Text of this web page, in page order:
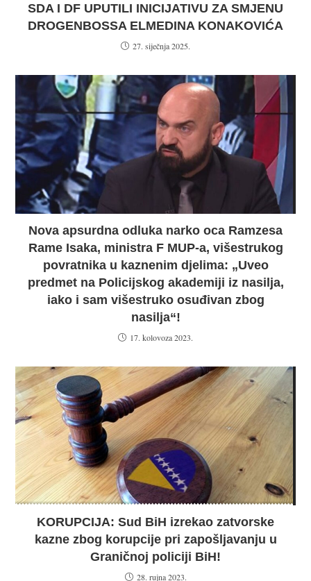
SDA I DF UPUTILI INICIJATIVU ZA SMJENU
DROGENBOSSA ELMEDINA KONAKOVIĆA
27. siječnja 2025.
Nova apsurdna odluka narko oca Ramzesa
Rame Isaka, ministra F MUP-a, višestrukog
povratnika u kaznenim djelima: „Uveo
predmet na Policijskog akademiji iz nasilja,
iako i sam višestruko osuđivan zbog
nasilja“!
17. kolovoza 2023.
KORUPCIJA: Sud BiH izrekao zatvorske
kazne zbog korupcije pri zapošljavanju u
Graničnoj policiji BiH!
28. rujna 2023.